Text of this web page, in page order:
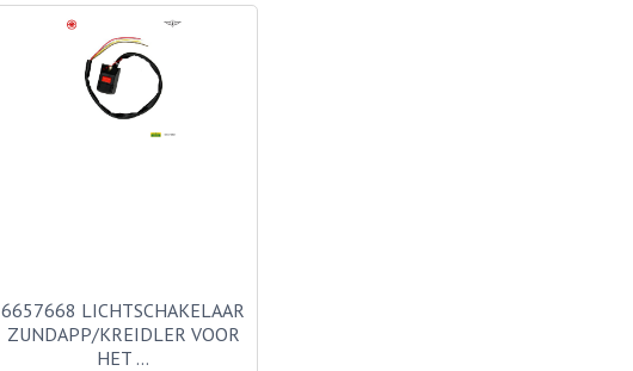
6657668 LICHTSCHAKELAAR
ZUNDAPP/KREIDLER VOOR
HET …